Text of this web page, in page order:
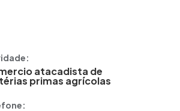
atacadista de
primas agrícolas